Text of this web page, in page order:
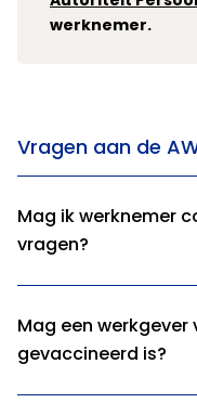
werknemer.
Vragen aan de
Mag ik werknemer
vragen?
Mag een
gevaccineerd is?